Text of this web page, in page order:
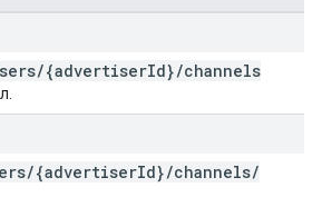
/{advertiserId}/channels
/{advertiserId}/channels/